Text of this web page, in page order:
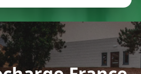
sais pas encore
Autre